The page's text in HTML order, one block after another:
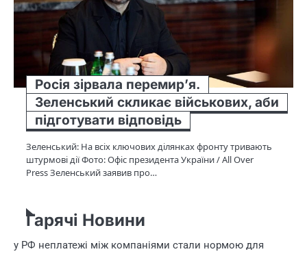
Росія зірвала перемир’я.
Зеленський скликає військових, аби
підготувати відповідь
Зеленський: На всіх ключових ділянках фронту тривають
штурмові дії Фото: Офіс президента України / All Over
Press Зеленський заявив про…
Гарячі Новини
у РФ неплатежі між компаніями стали нормою для